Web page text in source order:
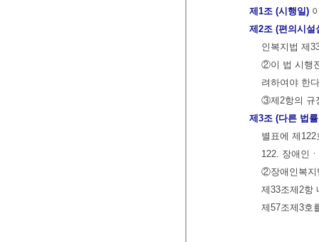
제1조 (시행일)
제2조 (편의시설
인복지법 제
②이 법 시행
려하여야 한
③제2항의 규
제3조 (다른 법
별표에 제
122. 장애인
②장애인복지
제33조제2항
제57조제3호